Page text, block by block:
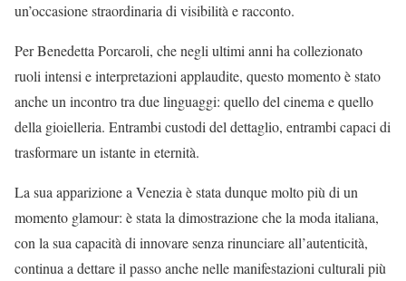
un’occasione straordinaria di visibilità e racconto.
Per Benedetta Porcaroli, che negli ultimi anni ha collezionato
ruoli intensi e interpretazioni applaudite, questo momento è stato
anche un incontro tra due linguaggi: quello del cinema e quello
della gioielleria. Entrambi custodi del dettaglio, entrambi capaci di
trasformare un istante in eternità.
La sua apparizione a Venezia è stata dunque molto più di un
momento glamour: è stata la dimostrazione che la moda italiana,
con la sua capacità di innovare senza rinunciare all’autenticità,
continua a dettare il passo anche nelle manifestazioni culturali più